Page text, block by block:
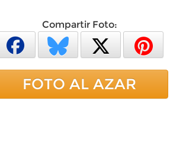
Compartir Foto:
FOTO AL AZAR